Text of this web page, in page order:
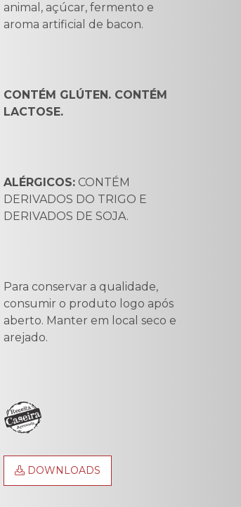
animal, açúcar, fermento e
aroma artificial de bacon.
CONTÉM GLÚTEN. CONTÉM
LACTOSE.
ALÉRGICOS: CONTÉM
DERIVADOS DO TRIGO E
DERIVADOS DE SOJA.
Para conservar a qualidade,
consumir o produto logo após
aberto. Manter em local seco e
arejado.
DOWNLOADS